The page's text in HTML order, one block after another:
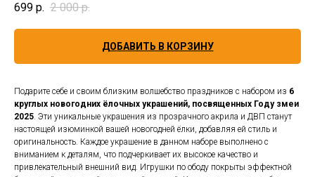
699 р. 2 000 р.
ДОБАВИТЬ В КОРЗИНУ
Подарите себе и своим близким волшебство праздников с набором из 6
круглых новогодних ёлочных украшений, посвященных Году змеи
2025. Эти уникальные украшения из прозрачного акрила и ДВП станут
настоящей изюминкой вашей новогодней ёлки, добавляя ей стиль и
оригинальность. Каждое украшение в данном наборе выполнено с
вниманием к деталям, что подчеркивает их высокое качество и
привлекательный внешний вид. Игрушки по ободу покрыты эффектной